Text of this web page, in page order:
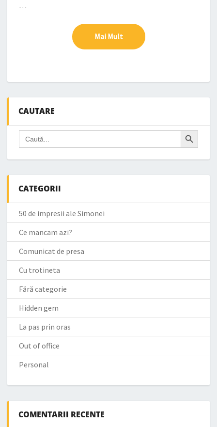
…
Mai MultMai Mult
CAUTARE
Search
for:
Search Button
CATEGORII
50 de impresii ale Simonei
Ce mancam azi?
Comunicat de presa
Cu trotineta
Fără categorie
Hidden gem
La pas prin oras
Out of office
Personal
COMENTARII RECENTE